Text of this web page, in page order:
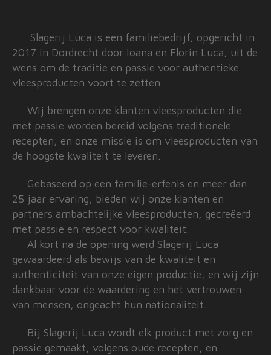
Slagerij Luca is een familiebedrijf, opgericht in
2017 in Dordrecht door Ioana en Florin Luca, uit de
wens om de traditie en passie voor authentieke
vleesproducten voort te zetten.
Wij brengen onze klanten vleesproducten die
met passie worden bereid volgens traditionele
recepten, en onze missie is om vleesproducten van
de hoogste kwaliteit te leveren.
Gebaseerd op een familie-erfenis en meer dan
25 jaar ervaring, bieden wij onze klanten en
partners ambachtelijke vleesproducten, gecreëerd
met passie en respect voor kwaliteit.
Al kort na de opening werd Slagerij Luca
gewaardeerd als bewijs van de kwaliteit en
authenticiteit van onze eigen productie, en wij zijn
dankbaar voor de waardering en het vertrouwen
van mensen, ongeacht hun nationaliteit.
Bij Slagerij Luca wordt elk product met zorg en
passie gemaakt, volgens oude recepten, en